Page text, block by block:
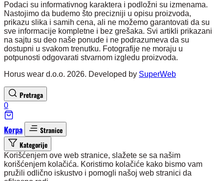
Podaci su informativnog karaktera i podložni su izmenama.
Nastojimo da budemo što precizniji u opisu proizvoda,
prikazu slika i samih cena, ali ne možemo garantovati da su
sve informacije kompletne i bez grešaka. Svi artikli prikazani
na sajtu su deo naše ponude i ne podrazumeva da su
dostupni u svakom trenutku. Fotografije ne moraju u
potpunosti odgovarati stvarnom izgledu proizvoda.
Horus wear d.o.o. 2026. Developed by SuperWeb
Pretraga
0
Korpa
Stranice
Kategorije
Korišćenjem ove web stranice, slažete se sa našim
korišćenjem kolačića. Koristimo kolačiće kako bismo vam
pružili odlično iskustvo i pomogli našoj web stranici da